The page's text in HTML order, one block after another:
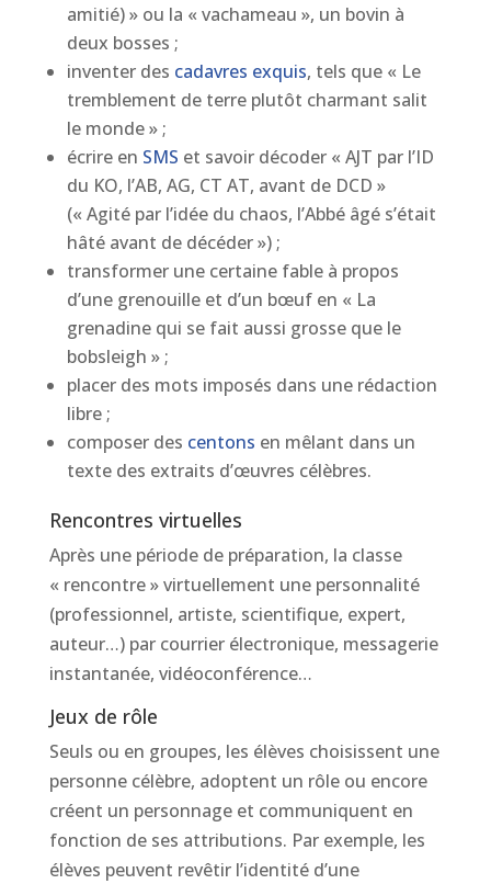
amitié) » ou la « vachameau », un bovin à
deux bosses ;
inventer des cadavres exquis, tels que « Le
tremblement de terre plutôt charmant salit
le monde » ;
écrire en SMS et savoir décoder « AJT par l’ID
du KO, l’AB, AG, CT AT, avant de DCD »
(« Agité par l’idée du chaos, l’Abbé âgé s’était
hâté avant de décéder ») ;
transformer une certaine fable à propos
d’une grenouille et d’un bœuf en « La
grenadine qui se fait aussi grosse que le
bobsleigh » ;
placer des mots imposés dans une rédaction
libre ;
composer des centons en mêlant dans un
texte des extraits d’œuvres célèbres.
Rencontres virtuelles
Après une période de préparation, la classe
« rencontre » virtuellement une personnalité
(professionnel, artiste, scientifique, expert,
auteur…) par courrier électronique, messagerie
instantanée, vidéoconférence…
Jeux de rôle
Seuls ou en groupes, les élèves choisissent une
personne célèbre, adoptent un rôle ou encore
créent un personnage et communiquent en
fonction de ses attributions. Par exemple, les
élèves peuvent revêtir l’identité d’une